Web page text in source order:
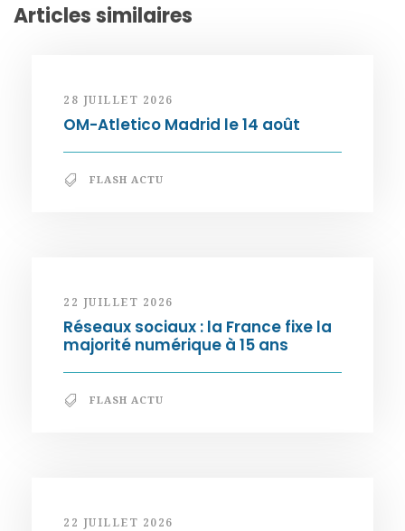
Articles similaires
28 JUILLET 2026
OM-Atletico Madrid le 14 août
FLASH ACTU
22 JUILLET 2026
Réseaux sociaux : la France fixe la
majorité numérique à 15 ans
FLASH ACTU
22 JUILLET 2026